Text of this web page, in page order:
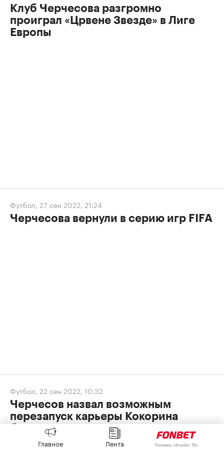
Клуб Черчесова разгромно
проиграл «Црвене Звезде» в Лиге
Европы
Футбол 27 сен 2022, 21:24
Черчесова вернули в серию игр FIFA
Футбол 22 сен 2022, 10:32
Черчесов назвал возможным
перезапуск карьеры Кокорина
благодаря генетике
Главное Лента Реклама, «Фонбет ТВ»